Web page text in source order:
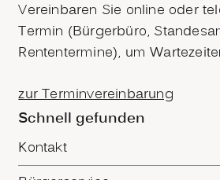
Vereinbaren Sie online oder
Termin (Bürgerbüro,
Rententermine), um
zur Terminvereinbarung
Schnell gefunden
Kontakt